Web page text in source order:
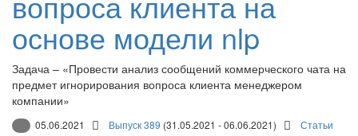
основе модели nlp
Задача – «Провести анализ сообщений коммерческого чата на
предмет игнорирования вопроса клиента менеджером
компании»
05.06.2021 Выпуск 389 (31.05.2021 - 06.06.2021) Статьи